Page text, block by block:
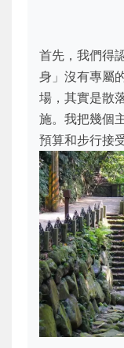
首先，我們得
身」沒有專屬
場，其實是散
施。我把幾個
預算和步行接